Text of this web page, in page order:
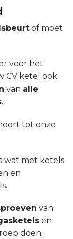
of moet
voor het
CV ketel ook
van alle
.
tot onze
wat met ketels
en
van
en
doen.